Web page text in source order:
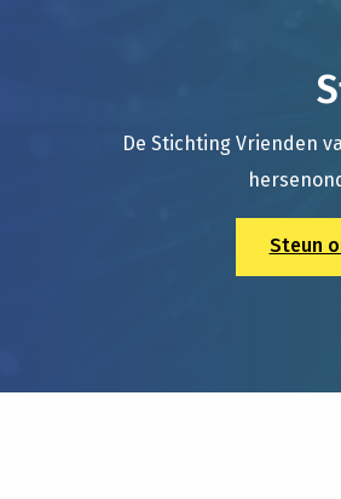
De Stichting Vrienden
Steun